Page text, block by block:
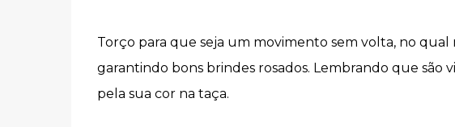
Torço para que seja um movimento sem volta, no qual
garantindo bons brindes rosados. Lembrando que são
pela sua cor na taça.